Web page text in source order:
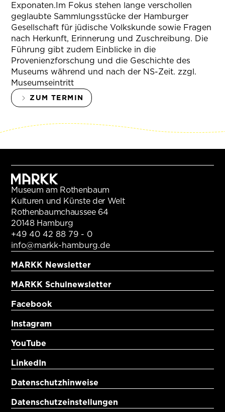
Exponaten.Im Fokus stehen lange verschollen
geglaubte Sammlungsstücke der Hamburger
Gesellschaft für jüdische Volkskunde sowie Fragen
nach Herkunft, Erinnerung und Zuschreibung. Die
Führung gibt zudem Einblicke in die
Provenienzforschung und die Geschichte des
Museums während und nach der NS-Zeit. zzgl.
Museumseintritt
ZUM TERMIN
Museum am Rothenbaum
Kulturen und Künste der Welt
Rothenbaumchaussee 64
20148 Hamburg
+49 40 42 88 79 - 0
info@markk-hamburg.de
MARKK Newsletter
MARKK Schulnewsletter
Facebook
Instagram
YouTube
LinkedIn
Datenschutzhinweise
Datenschutzeinstellungen